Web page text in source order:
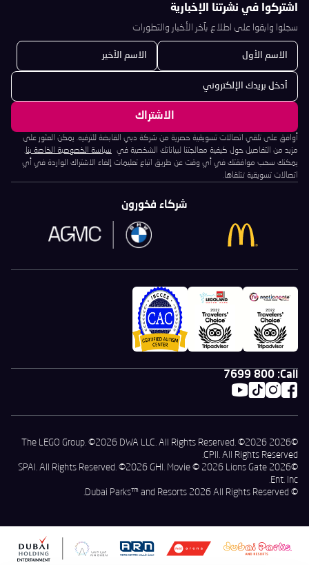
اشتركوا في نشرتنا الإخبارية
سجلوا وابقوا على اطلاع بآخر الأخبار والتطورات
أوافق على تلقي اتصالات تسويقية حصرية من شركة دبي القابضة للترفيه. يمكن العثور على
مزيد من التفاصيل حول كيفية معالجتنا لبياناتك الشخصية في
سياسة الخصوصية الخاصة بنا.
يمكنك سحب موافقتك في أي وقت عن طريق اتباع تعليمات إلغاء الاشتراك الواردة في أي
اتصالات تسويقية تتلقاها.
Call:
800 7699
شركاء فخورون
©2026 The LEGO Group. ©2026 DWA LLC. All Rights Reserved. ©2026
CPII. All Rights Reserved.
©2026 SPAI. All Rights Reserved. ©2026 GHI. Movie © 2026 Lions Gate
Ent. Inc.
© Dubai Parks™ and Resorts 2026 All Rights Reserved.